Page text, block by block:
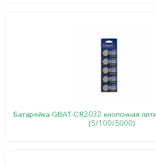
Батарейка GBAT-CR2032 кнопочная
(5/100/5000)